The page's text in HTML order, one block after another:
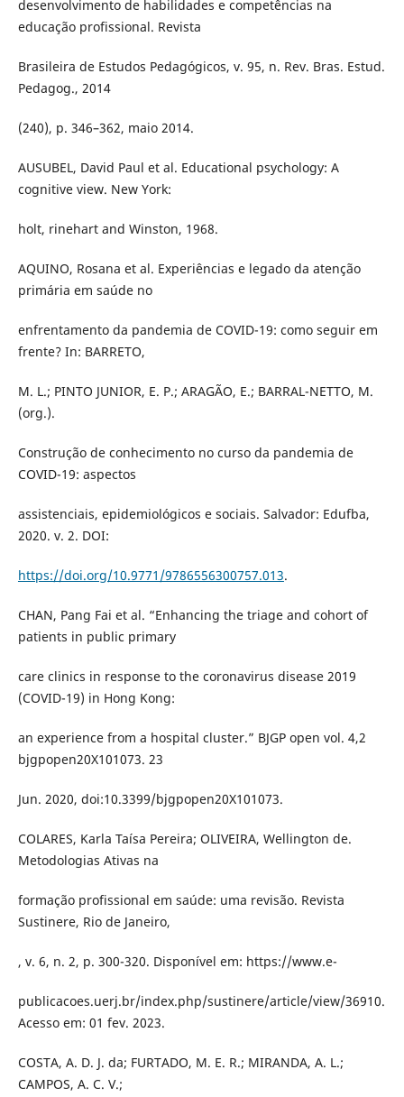
desenvolvimento de habilidades e competências na
educação profissional. Revista
Brasileira de Estudos Pedagógicos, v. 95, n. Rev. Bras. Estud.
Pedagog., 2014
(240), p. 346–362, maio 2014.
AUSUBEL, David Paul et al. Educational psychology: A
cognitive view. New York:
holt, rinehart and Winston, 1968.
AQUINO, Rosana et al. Experiências e legado da atenção
primária em saúde no
enfrentamento da pandemia de COVID-19: como seguir em
frente? In: BARRETO,
M. L.; PINTO JUNIOR, E. P.; ARAGÃO, E.; BARRAL-NETTO, M.
(org.).
Construção de conhecimento no curso da pandemia de
COVID-19: aspectos
assistenciais, epidemiológicos e sociais. Salvador: Edufba,
2020. v. 2. DOI:
https://doi.org/10.9771/9786556300757.013.
CHAN, Pang Fai et al. “Enhancing the triage and cohort of
patients in public primary
care clinics in response to the coronavirus disease 2019
(COVID-19) in Hong Kong:
an experience from a hospital cluster.” BJGP open vol. 4,2
bjgpopen20X101073. 23
Jun. 2020, doi:10.3399/bjgpopen20X101073.
COLARES, Karla Taísa Pereira; OLIVEIRA, Wellington de.
Metodologias Ativas na
formação profissional em saúde: uma revisão. Revista
Sustinere, Rio de Janeiro,
, v. 6, n. 2, p. 300-320. Disponível em: https://www.e-
publicacoes.uerj.br/index.php/sustinere/article/view/36910.
Acesso em: 01 fev. 2023.
COSTA, A. D. J. da; FURTADO, M. E. R.; MIRANDA, A. L.;
CAMPOS, A. C. V.;